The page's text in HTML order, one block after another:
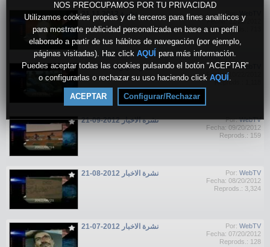
NOS PREOCUPAMOS POR TU PRIVACIDAD
Utilizamos cookies propias y de terceros para fines analíticos y
para mostrarte publicidad personalizada en base a un perfil
elaborado a partir de tus hábitos de navegación (por ejemplo,
páginas visitadas). Haz click AQUÍ para más información.
Puedes aceptar todas las cookies pulsando el botón “ACEPTAR”
o configurarlas o rechazar su uso haciendo click AQUÍ .
ACEPTAR Configurar/Rechazar
Por:
Fecha: 11/21/2012
Reprods.: 713
نشرة 2012 11 21
Por:WebTV
Fecha: 10/22/2012
Reprods.: 1,118
نشرة اخبار2012-10-21
Por:WebTV
Fecha: 09/20/2012
Reprods.: 159
نشرة الاخبار 2012-09-21
Por: WebTV
Fecha: 08/20/2012
Reprods.: 3,324
نشرة الاخبار 2012-08-21
Por: WebTV
Fecha: 07/20/2012
Reprods.: 128
21-07-2012 نشرة الاخبار